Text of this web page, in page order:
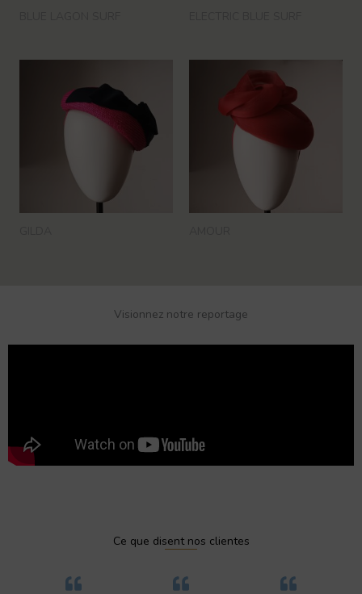
Visionnez notre reportage
Ce que disent nos clientes